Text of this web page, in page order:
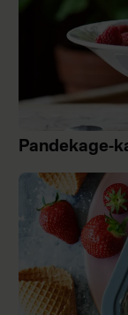
Pandekage-